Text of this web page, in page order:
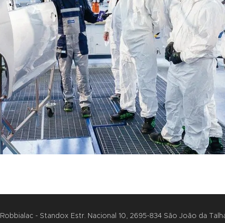
Robbialac - Standox Estr. Nacional 10, 2695-834 São João da